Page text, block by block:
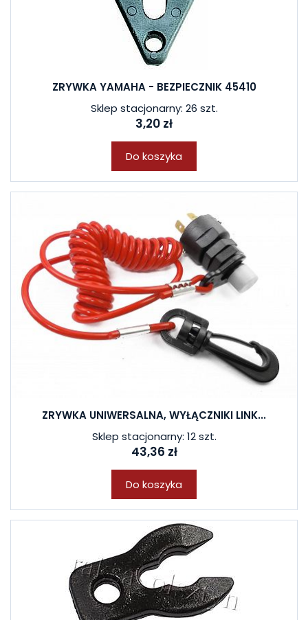
ZRYWKA YAMAHA - BEZPIECZNIK 45410
Sklep stacjonarny: 26 szt.
3,20 zł
Do koszyka
ZRYWKA UNIWERSALNA, WYŁĄCZNIKI LINK...
Sklep stacjonarny: 12 szt.
43,36 zł
Do koszyka